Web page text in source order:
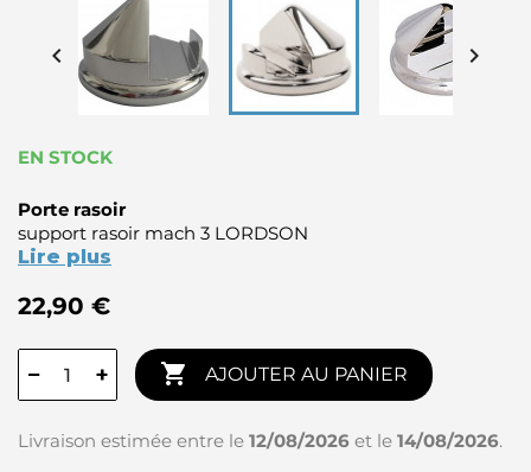
 
EN STOCK
Porte rasoir
support rasoir mach 3 LORDSON
Lire plus
22,90 €
− +  AJOUTER AU PANIER
Livraison estimée entre le 12/08/2026 et le 14/08/2026.